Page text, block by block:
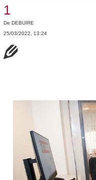
1
De DEBUIRE
25/03/2022, 13:24